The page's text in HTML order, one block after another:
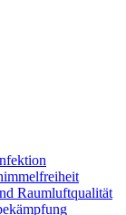
Raumluftqualität